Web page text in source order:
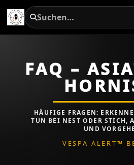
FAQ –
HÄUFIGE FRAGEN:
TUN BEI NEST ODER STICH,
UND
VESPA ALERT™